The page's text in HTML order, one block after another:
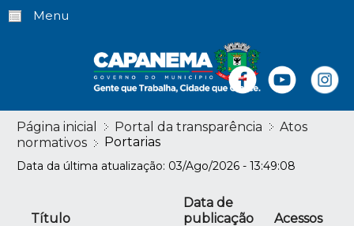
Menu
Página inicial Portal da transparência
Atos
normativos
Portarias
Data da última atualização: 03/Ago/2026 - 13:49:08
Título
Data de
publicação
Acessos